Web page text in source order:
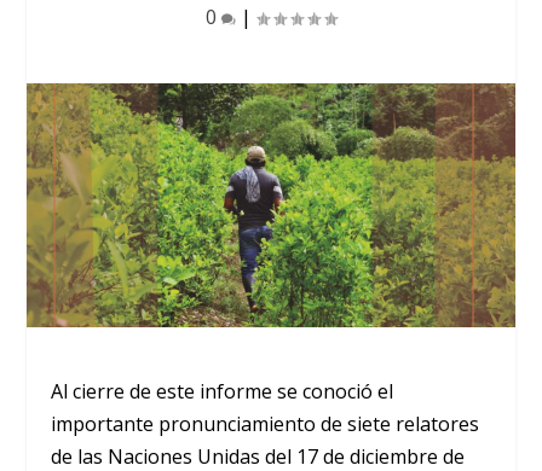
0
|
Al cierre de este informe se conoció el
importante pronunciamiento de siete relatores
de las Naciones Unidas del 17 de diciembre de